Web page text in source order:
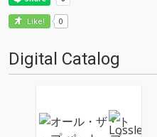
Like! 0
Digital Catalog